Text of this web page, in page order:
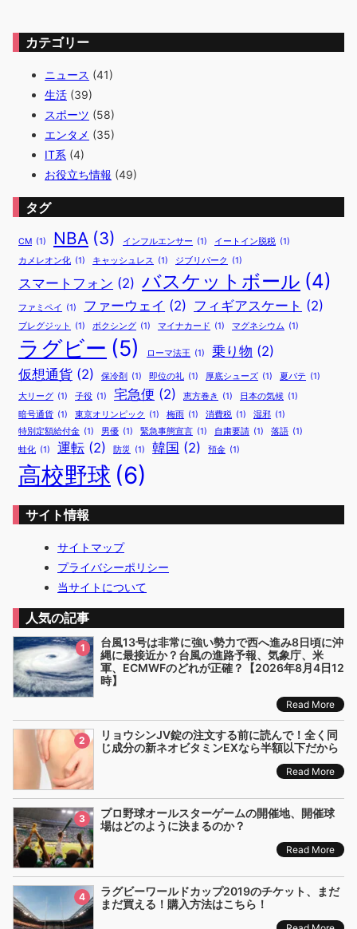
カテゴリー
ニュース (41)
生活 (39)
スポーツ (58)
エンタメ (35)
IT系 (4)
お役立ち情報 (49)
タグ
CM (1) NBA (3) インフルエンサー (1) イートイン脱税 (1)
カメレオン化 (1) キャッシュレス (1) ジブリパーク (1)
スマートフォン (2) バスケットボール (4)
ファミペイ (1) ファーウェイ (2) フィギアスケート (2)
ブレグジット (1) ボクシング (1) マイナカード (1) マグネシウム (1)
ラグビー (5) ローマ法王 (1) 乗り物 (2)
仮想通貨 (2) 保冷剤 (1) 即位の礼 (1) 厚底シューズ (1) 夏バテ (1)
大リーグ (1) 子役 (1) 宅急便 (2) 恵方巻き (1) 日本の気候 (1)
暗号通貨 (1) 東京オリンピック (1) 梅雨 (1) 消費税 (1) 湿邪 (1)
特別定額給付金 (1) 男優 (1) 緊急事態宣言 (1) 自粛要請 (1) 落語 (1)
蛙化 (1) 運転 (2) 防災 (1) 韓国 (2) 預金 (1)
高校野球 (6)
サイト情報
サイトマップ
プライバシーポリシー
当サイトについて
人気の記事
1
台風13号は非常に強い勢力で西へ進み8日頃に沖
縄に最接近か？台風の進路予報、気象庁、米
軍、ECMWFのどれが正確？【2026年8月4日12
時】
Read More
2
リョウシンJV錠の注文する前に読んで！全く同
じ成分の新ネオビタミンEXなら半額以下だから
Read More
3
プロ野球オールスターゲームの開催地、開催球
場はどのように決まるのか？
Read More
4
ラグビーワールドカップ2019のチケット、まだ
まだ買える！購入方法はこちら！